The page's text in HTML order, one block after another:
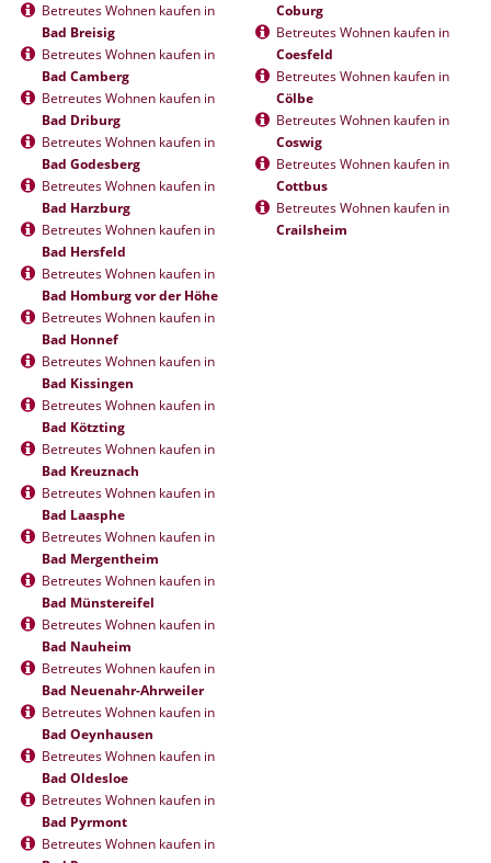
Betreutes Wohnen kaufen in
Bad Breisig
Betreutes Wohnen kaufen in
Bad Camberg
Betreutes Wohnen kaufen in
Bad Driburg
Betreutes Wohnen kaufen in
Bad Godesberg
Betreutes Wohnen kaufen in
Bad Harzburg
Betreutes Wohnen kaufen in
Bad Hersfeld
Betreutes Wohnen kaufen in
Bad Homburg vor der Höhe
Betreutes Wohnen kaufen in
Bad Honnef
Betreutes Wohnen kaufen in
Bad Kissingen
Betreutes Wohnen kaufen in
Bad Kötzting
Betreutes Wohnen kaufen in
Bad Kreuznach
Betreutes Wohnen kaufen in
Bad Laasphe
Betreutes Wohnen kaufen in
Bad Mergentheim
Betreutes Wohnen kaufen in
Bad Münstereifel
Betreutes Wohnen kaufen in
Bad Nauheim
Betreutes Wohnen kaufen in
Bad Neuenahr-Ahrweiler
Betreutes Wohnen kaufen in
Bad Oeynhausen
Betreutes Wohnen kaufen in
Bad Oldesloe
Betreutes Wohnen kaufen in
Bad Pyrmont
Betreutes Wohnen kaufen in
Coburg
Betreutes Wohnen kaufen in
Coesfeld
Betreutes Wohnen kaufen in
Cölbe
Betreutes Wohnen kaufen in
Coswig
Betreutes Wohnen kaufen in
Cottbus
Betreutes Wohnen kaufen in
Crailsheim